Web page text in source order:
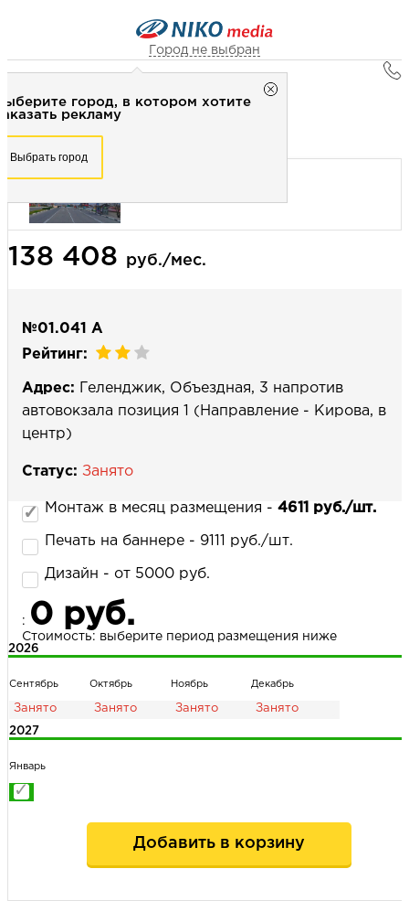
Город не выбран
город, в котором хотите
рекламу
Выбрать город
Город не выбран
Рекламное агентство НИКО-медиа
+7 (3462) 550-877
Выберите свой город
НАПИСАТЬ НАМ
Наружная реклама
Билборд 3х6 (сторона А) - Статика
138 408 руб./мес.
№01.041 А
Рейтинг:
Адрес: Геленджик, Объездная, 3 напротив
автовокзала позиция 1 (Направление - Кирова, в
центр)
Статус: Занято
Монтаж в месяц размещения - 4611 руб./шт.
Печать на баннере - 9111 руб./шт.
Дизайн - от 5000 руб.
: 0 руб.
Стоимость: выберите период размещения ниже
2026
Сентябрь Октябрь Ноябрь Декабрь
2027
Январь
Добавить в корзину